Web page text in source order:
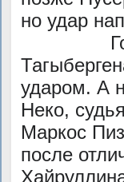
но удар
Гости
ударом. А
Неко,
Маркос
после